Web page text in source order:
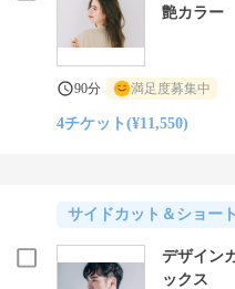
艶カラー
90分 満足度募集中
4チケット(¥11,550)
サイドカット＆ショー
デザイン
ックス